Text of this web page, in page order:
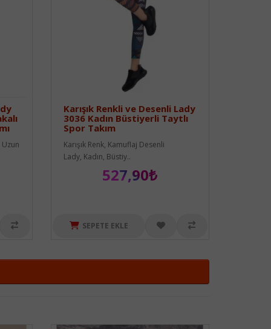
Karışık Renkli ve Desenli Lady
3036 Kadın Büstiyerli Taytlı
Spor Takım
Karışık Renk, Kamuflaj Desenli
Lady, Kadın, Büstiy..
527,90₺
SEPETE EKLE